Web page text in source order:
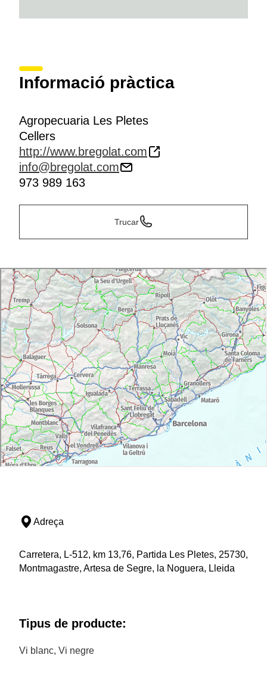
Informació pràctica
Agropecuaria Les Pletes
Cellers
http://www.bregolat.com
info@bregolat.com
973 989 163
Trucar
Adreça
Carretera, L-512, km 13,76, Partida Les Pletes, 25730,
Montmagastre, Artesa de Segre, la Noguera, Lleida
Tipus de producte:
Vi blanc, Vi negre